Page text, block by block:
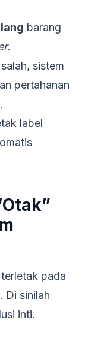
barang
.
sistem
pertahanan
label
pada
Di sinilah
inti.